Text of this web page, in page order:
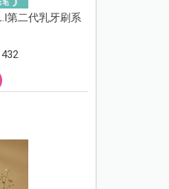
第二代乳牙刷系